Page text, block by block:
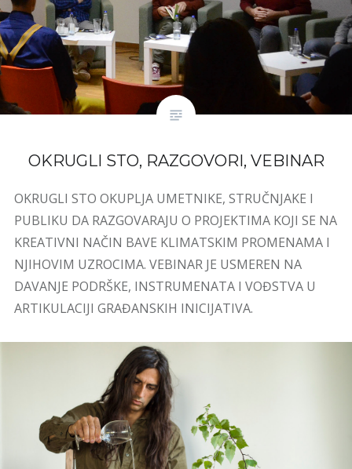
OKRUGLI STO, RAZGOVORI, VEBINAR
OKRUGLI STO OKUPLJA UMETNIKE, STRUČNJAKE I
PUBLIKU DA RAZGOVARAJU O PROJEKTIMA KOJI SE NA
KREATIVNI NAČIN BAVE KLIMATSKIM PROMENAMA I
NJIHOVIM UZROCIMA. VEBINAR JE USMEREN NA
DAVANJE PODRŠKE, INSTRUMENATA I VOĐSTVA U
ARTIKULACIJI GRAĐANSKIH INICIJATIVA.